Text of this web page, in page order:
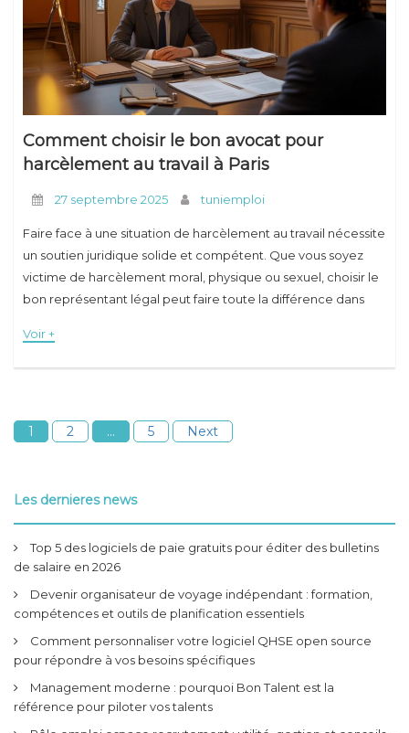
Comment choisir le bon avocat pour
harcèlement au travail à Paris
27 septembre 2025 tuniemploi
Faire face à une situation de harcèlement au travail nécessite
un soutien juridique solide et compétent. Que vous soyez
victime de harcèlement moral, physique ou sexuel, choisir le
bon représentant légal peut faire toute la différence dans
Voir +
1 2 … 5 Next
Les dernieres news
Top 5 des logiciels de paie gratuits pour éditer des bulletins
de salaire en 2026
Devenir organisateur de voyage indépendant : formation,
compétences et outils de planification essentiels
Comment personnaliser votre logiciel QHSE open source
pour répondre à vos besoins spécifiques
Management moderne : pourquoi Bon Talent est la
référence pour piloter vos talents